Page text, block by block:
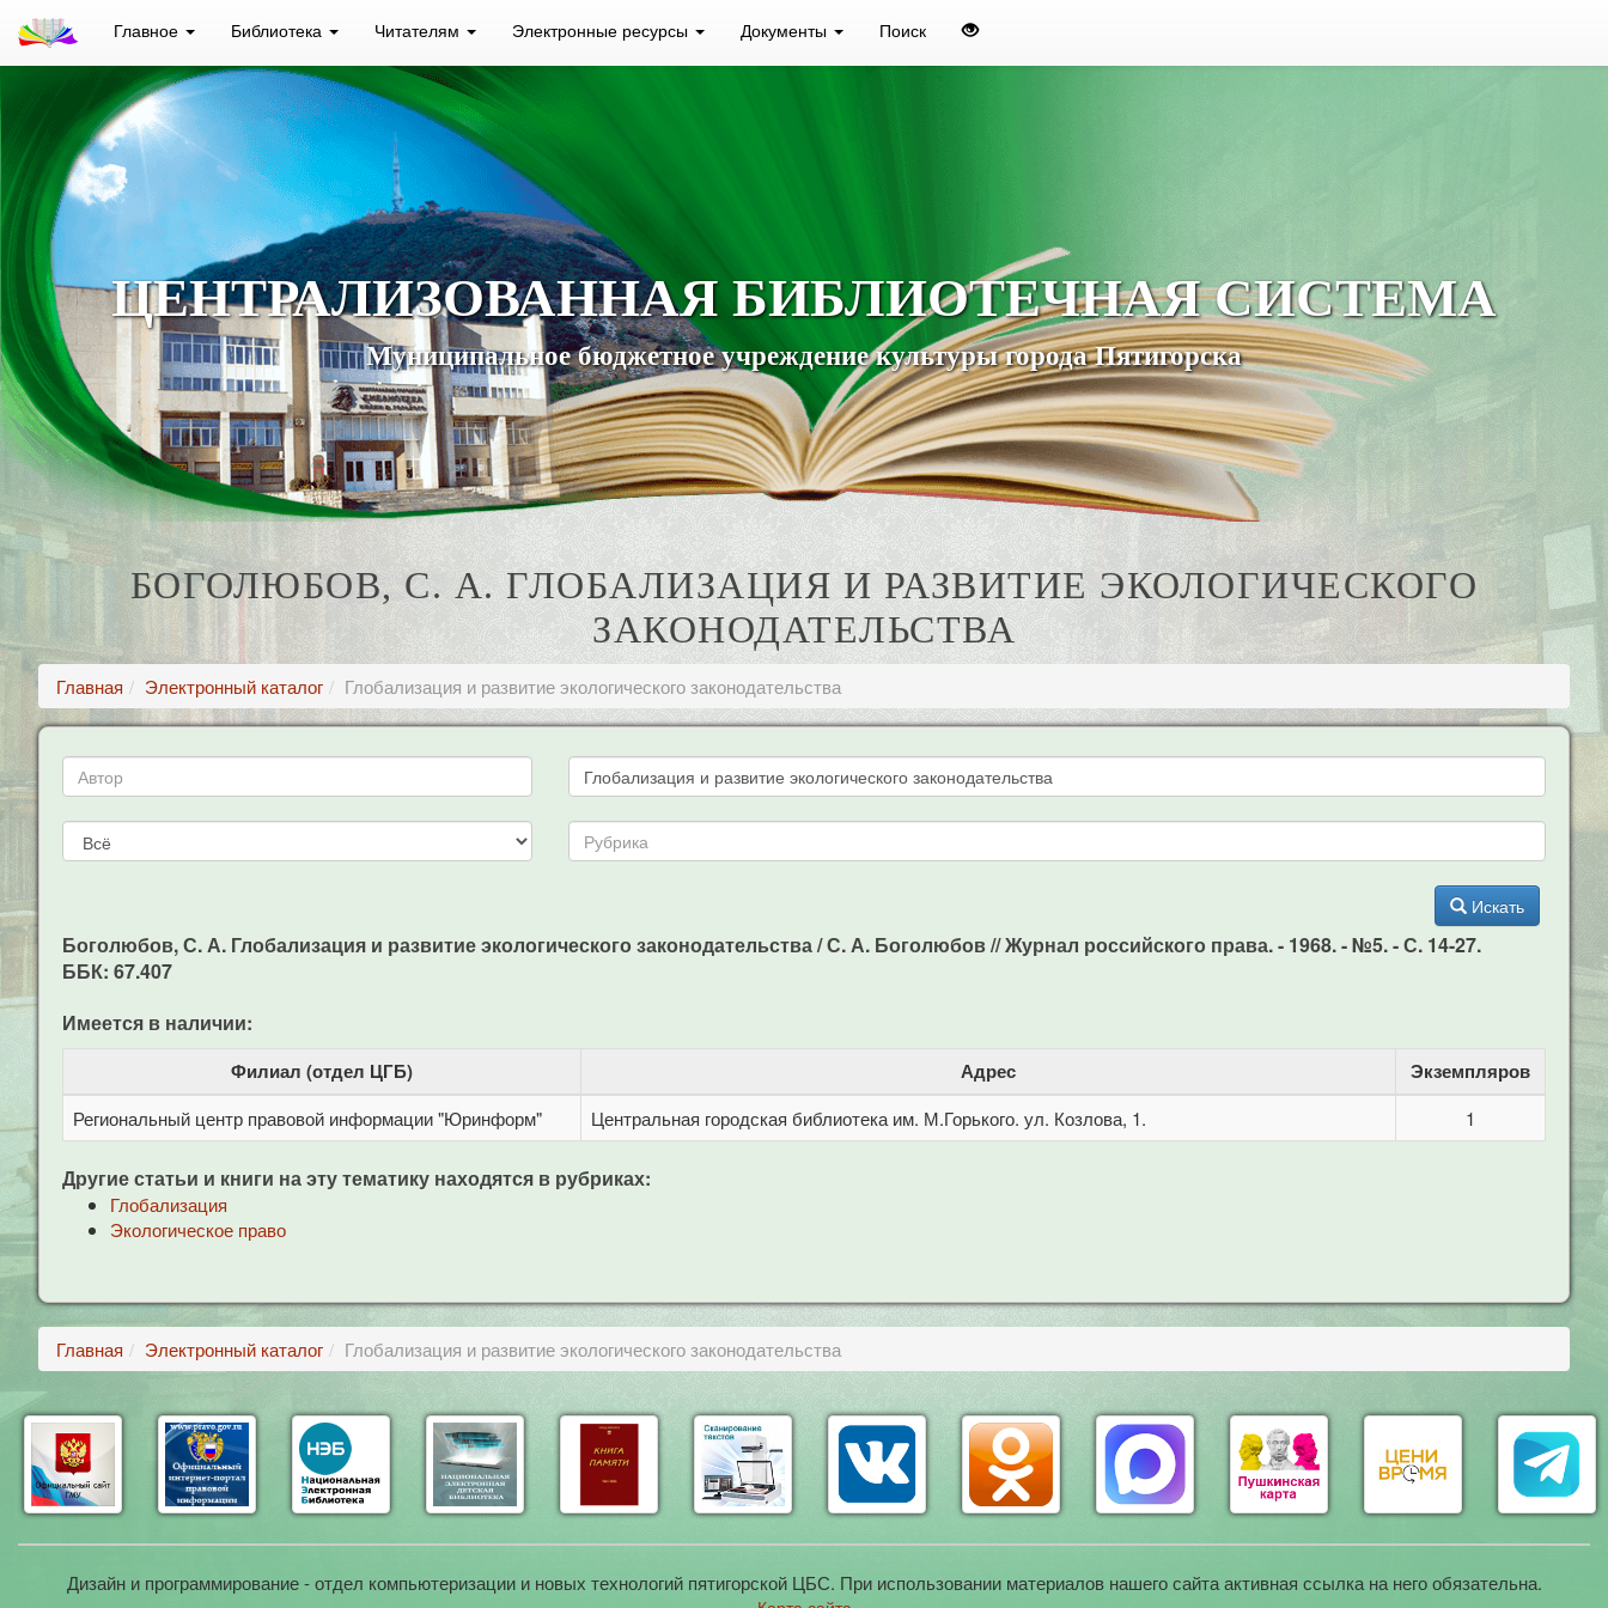
Главное Библиотека Читателям Электронные ресурсы Документы Поиск
ЦЕНТРАЛИЗОВАННАЯ БИБЛИОТЕЧНАЯ СИСТЕМА
Муниципальное бюджетное учреждение культуры города Пятигорска
БОГОЛЮБОВ, С. А. ГЛОБАЛИЗАЦИЯ И РАЗВИТИЕ ЭКОЛОГИЧЕСКОГО
ЗАКОНОДАТЕЛЬСТВА
Главная Электронный каталог Глобализация и развитие экологического законодательства
Искать
Боголюбов, С. А. Глобализация и развитие экологического законодательства / С. А. Боголюбов // Журнал российского права. - 1968. - №5. - С. 14-27.
ББК: 67.407
Имеется в наличии:
Филиал (отдел ЦГБ) Адрес Экземпляров
Региональный центр правовой информации "Юринформ" Центральная городская библиотека им. М.Горького. ул. Козлова, 1. 1
Другие статьи и книги на эту тематику находятся в рубриках:
Глобализация
Экологическое право
Главная Электронный каталог Глобализация и развитие экологического законодательства
Дизайн и программирование - отдел компьютеризации и новых технологий пятигорской ЦБС. При использовании материалов нашего сайта активная ссылка на него обязательна.